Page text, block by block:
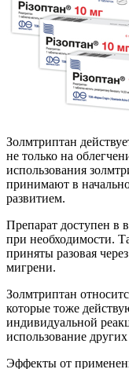
Золмтриптан
не только на
использования
принимают в
развитием.
Препарат доступен в
при необходимости.
приняты разовая
мигрени.
Золмтриптан
которые тоже
индивидуальной
использование
Эффекты от